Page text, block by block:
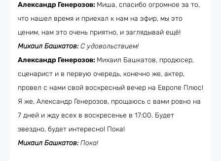
Александр Генерозов: Миша, спасибо огромное за то,
что нашел время и приехал к нам на эфир, мы это
ценим, нам это очень приятно, и заглядывай ещё!
Михаил Башкатов:С удовольствием!
Александр Генерозов: Михаил Башкатов, продюсер,
сценарист и в первую очередь, конечно же, актер,
провел с нами свой воскресный вечер на Европе Плюс!
Я же, Александр Генерозов, прощаюсь с вами ровно на
7 дней и жду всех в воскресенье в 17:00. Будет
звездно, будет интересно! Пока!
Михаил Башкатов:Пока!